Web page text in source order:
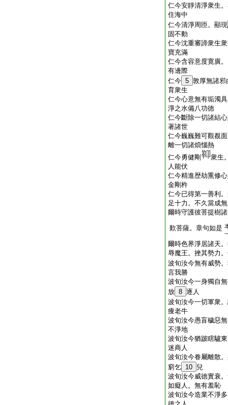
仁今安靜清淨衆生
住海中
仁今清淨周匝。顯現
固不動
仁今沈重審諦衆生
寶充滿
仁今含容意度寛廣
有邊際
仁今 5 敦厚無諸邪
育衆生
仁今心意無有垢濁
淨之水備八功徳
仁今斷除一切諸結
著諸世
仁今巍巍難可觀覩
離一切諸煩惱熱
仁今勇健剛
衆生
人能伏
仁今精進歴劫熏修
金剛杵
仁今已得第一善利
足十力。不久當成
爾時守護彼菩提樹
歎菩薩。章句如是
爾時色界淨居諸天
辱魔王。挫其勢力
波旬汝今無有威勢
言我勝
波旬汝今一身獨自
放 8 逐人
波旬汝今一切軍衆
痩老牛
波旬汝今愚盲穢惡
不淨地
波旬汝今猶跛瞎驢
迷商人
波旬汝今眷屬離散
窮乞 10 兒
波旬汝今威徳實衰
如癡人。無有羞恥
波旬汝今造業不淨